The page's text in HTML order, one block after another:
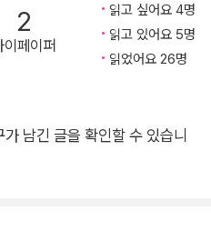
2
이페이퍼
읽고 싶어요 4명
읽고 있어요 5명
읽었어요 26명
남긴 글을 확인할 수 있습니